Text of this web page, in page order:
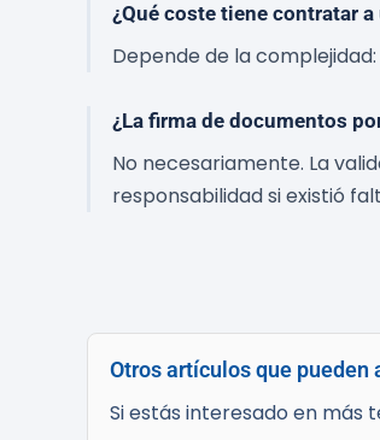
¿Qué coste tiene contratar
Depende de la
¿La firma de documentos
No necesariamente. La
responsabilidad si existió
Otros artículos que pueden
Si estás interesado en más